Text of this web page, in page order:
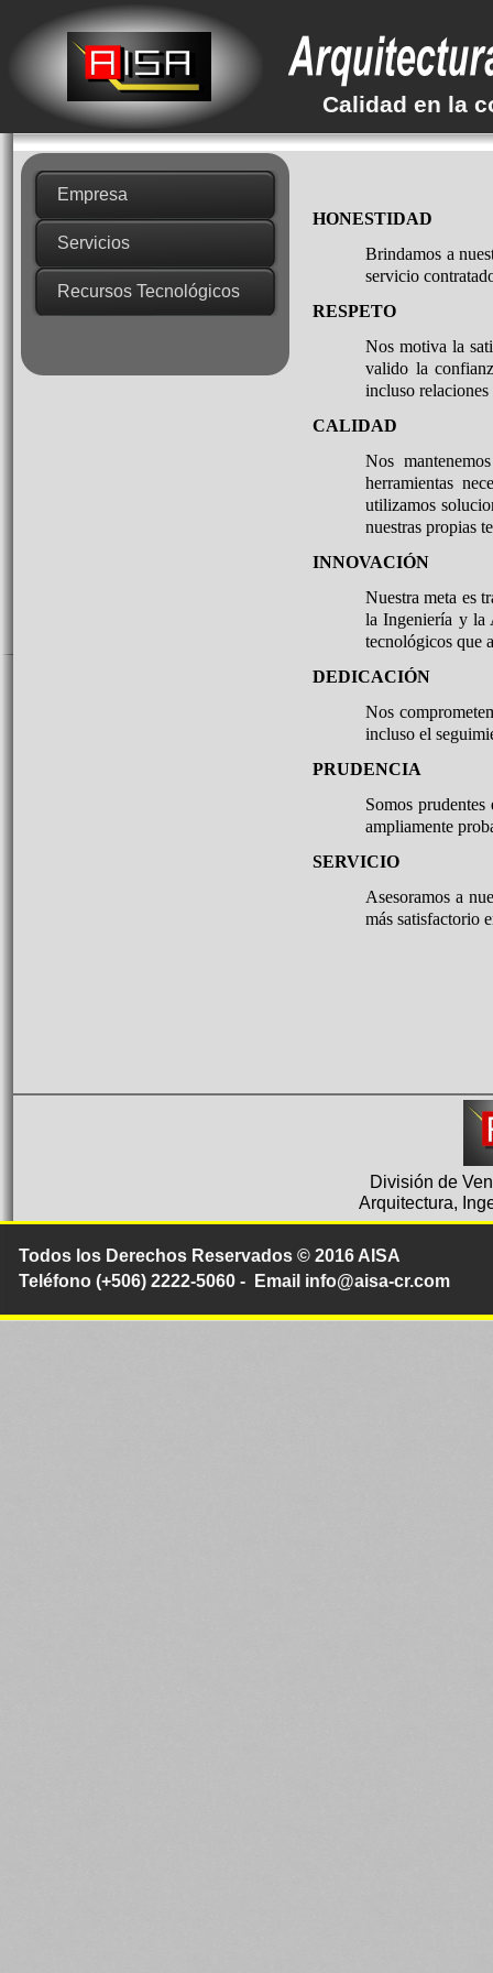
Calidad en la
Empresa
Servicios
Recursos Tecnológicos
Todos los Derechos Reservados © 2016 AISA
Teléfono (+506) 2222-5060 - Email info@aisa-cr.com
División de
Arquitectura,
HONESTIDAD
Brindamos a
servicio
RESPETO
Nos motiva la
valido la
incluso
CALIDAD
Nos
herramientas
utilizamos
nuestras propias
INNOVACIÓN
Nuestra meta es
la Ingeniería y la
tecnológicos que
DEDICACIÓN
Nos
incluso el
PRUDENCIA
Somos
ampliamente
SERVICIO
Asesoramos a
más satisfactorio